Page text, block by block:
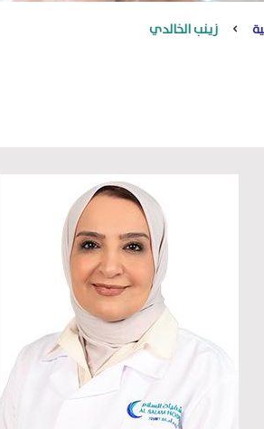
زينب الخالدي